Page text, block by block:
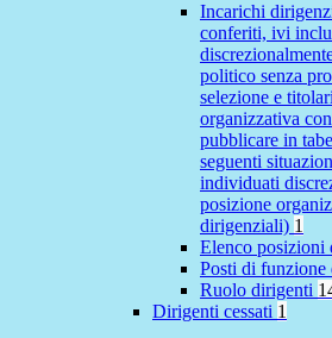
Incarichi
conferiti, ivi
politico senza
selezione e
organizzativa
pubblicare in
seguenti
individuati
posizione
dirigenziali) 1
Elenco posizioni
Posti di
Ruolo dirigenti
Dirigenti cessati 1